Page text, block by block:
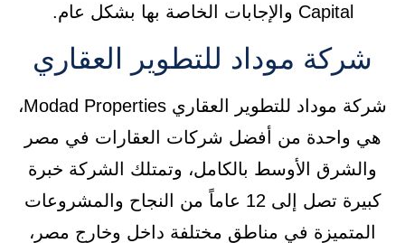
Capital والإجابات الخاصة بها بشكل عام.
شركة موداد للتطوير العقاري
شركة موداد للتطوير العقاري Modad Properties،
هي واحدة من أفضل شركات العقارات في مصر
والشرق الأوسط بالكامل، وتمتلك الشركة خبرة
كبيرة تصل إلى 12 عاماً من النجاح والمشروعات
المتميزة في مناطق مختلفة داخل وخارج مصر،